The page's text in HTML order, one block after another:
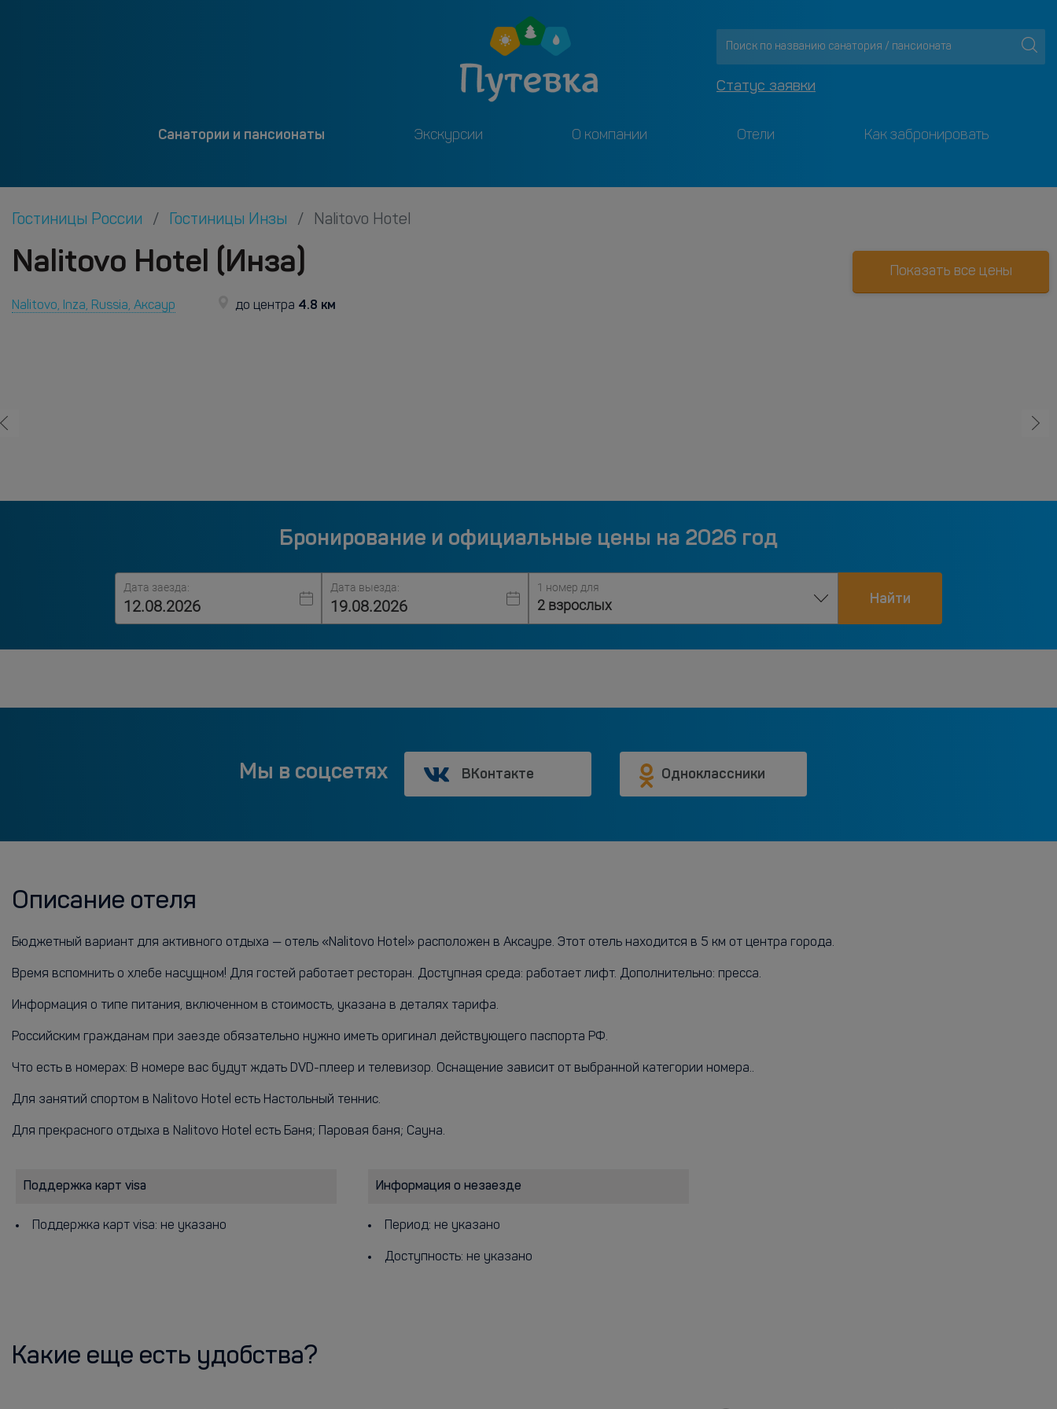
Статус заявки
Санатории и пансионаты Экскурсии О компании Отели Как забронировать
Гостиницы России Гостиницы Инзы Nalitovo Hotel
Nalitovo Hotel (Инза)
Nalitovo, Inza, Russia, Аксаур до центра 4.8 км
Показать все цены
Бронирование и официальные цены на 2026 год
Дата заезда: Дата выезда: 1 номер для
2 взрослых Найти
Мы в соцсетях ВКонтакте Одноклассники
Описание отеля
Бюджетный вариант для активного отдыха — отель «Nalitovo Hotel» расположен в Аксауре. Этот отель находится в 5 км от центра города.
Время вспомнить о хлебе насущном! Для гостей работает ресторан. Доступная среда: работает лифт. Дополнительно: пресса.
Информация о типе питания, включенном в стоимость, указана в деталях тарифа.
Российским гражданам при заезде обязательно нужно иметь оригинал действующего паспорта РФ.
Что есть в номерах: В номере вас будут ждать DVD-плеер и телевизор. Оснащение зависит от выбранной категории номера..
Для занятий спортом в Nalitovo Hotel есть Настольный теннис.
Для прекрасного отдыха в Nalitovo Hotel есть Баня; Паровая баня; Сауна.
Поддержка карт visa
Поддержка карт visa: не указано
Информация о незаезде
Период: не указано
Доступность: не указано
Какие еще есть удобства?